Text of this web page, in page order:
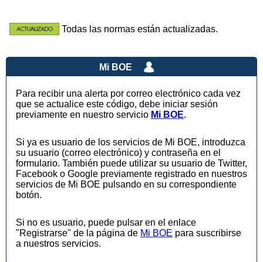
Todas las normas están actualizadas.
Mi BOE
Para recibir una alerta por correo electrónico cada vez
que se actualice este código, debe iniciar sesión
previamente en nuestro servicio Mi BOE.
Si ya es usuario de los servicios de Mi BOE, introduzca
su usuario (correo electrónico) y contraseña en el
formulario. También puede utilizar su usuario de Twitter,
Facebook o Google previamente registrado en nuestros
servicios de Mi BOE pulsando en su correspondiente
botón.
Si no es usuario, puede pulsar en el enlace
"Registrarse" de la página de Mi BOE para suscribirse
a nuestros servicios.